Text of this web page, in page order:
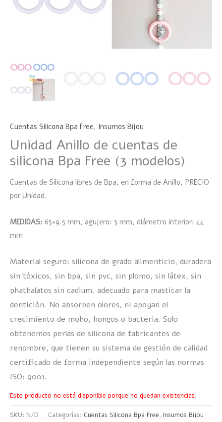
Cuentas Silicona Bpa Free, Insumos Bijou
Unidad Anillo de cuentas de
silicona Bpa Free (3 modelos)
Cuentas de Silicona libres de Bpa, en forma de Anillo, PRECIO
por Unidad.
MEDIDAS: 65×9.5 mm, agujero: 3 mm, diámetro interior: 44
mm
Material seguro: silicona de grado alimenticio, duradera
sin tóxicos, sin bpa, sin pvc, sin plomo, sin látex, sin
phathalatos sin cadium. adecuado para masticar la
dentición. No absorben olores, ni apoyan el
crecimiento de moho, hongos o bacteria. Solo
obtenemos perlas de silicona de fabricantes de
renombre, que tienen su sistema de gestión de calidad
certificado de forma independiente según las normas
ISO: 9001.
Este producto no está disponible porque no quedan existencias.
SKU: N/D Categorías: Cuentas Silicona Bpa Free, Insumos Bijou